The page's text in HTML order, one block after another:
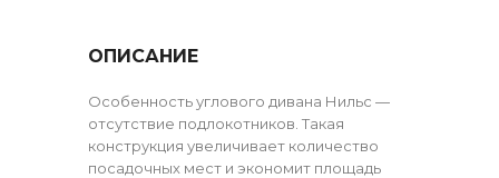
ОПИСАНИЕ
Особенность углового дивана Нильс —
отсутствие подлокотников. Такая
конструкция увеличивает количество
посадочных мест и экономит площадь